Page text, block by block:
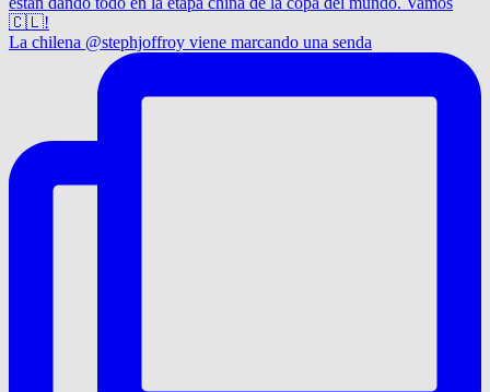
La chilena @stephjoffroy viene marcando una senda